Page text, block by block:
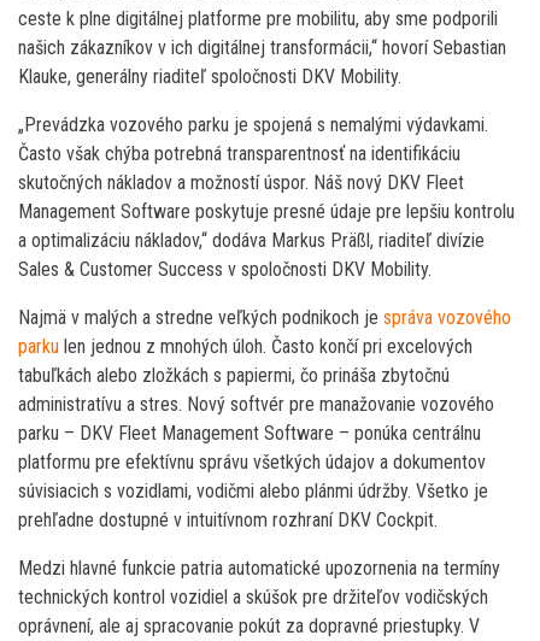
ceste k plne digitálnej platforme pre mobilitu, aby sme podporili
našich zákazníkov v ich digitálnej transformácii,“ hovorí Sebastian
Klauke, generálny riaditeľ spoločnosti DKV Mobility.
„Prevádzka vozového parku je spojená s nemalými výdavkami.
Často však chýba potrebná transparentnosť na identifikáciu
skutočných nákladov a možností úspor. Náš nový DKV Fleet
Management Software poskytuje presné údaje pre lepšiu kontrolu
a optimalizáciu nákladov,“ dodáva Markus Präßl, riaditeľ divízie
Sales & Customer Success v spoločnosti DKV Mobility.
Najmä v malých a stredne veľkých podnikoch je správa vozového
parku len jednou z mnohých úloh. Často končí pri excelových
tabuľkách alebo zložkách s papiermi, čo prináša zbytočnú
administratívu a stres. Nový softvér pre manažovanie vozového
parku – DKV Fleet Management Software – ponúka centrálnu
platformu pre efektívnu správu všetkých údajov a dokumentov
súvisiacich s vozidlami, vodičmi alebo plánmi údržby. Všetko je
prehľadne dostupné v intuitívnom rozhraní DKV Cockpit.
Medzi hlavné funkcie patria automatické upozornenia na termíny
technických kontrol vozidiel a skúšok pre držiteľov vodičských
oprávnení, ale aj spracovanie pokút za dopravné priestupky. V